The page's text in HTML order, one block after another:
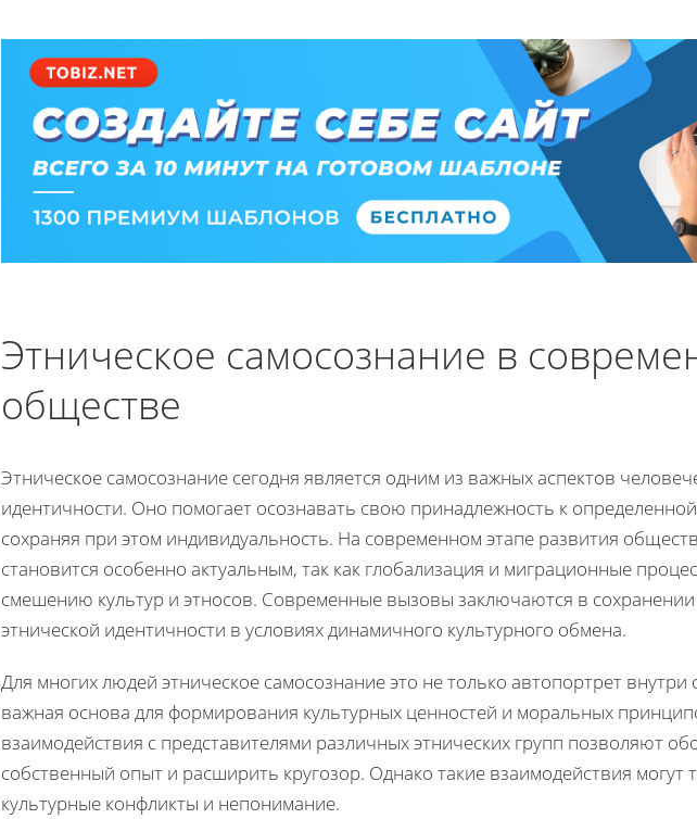
Этническое самосознание в
обществе
Этническое самосознание сегодня является одним из важных аспектов
идентичности. Оно помогает осознавать свою принадлежность к
сохраняя при этом индивидуальность. На современном этапе развития
становится особенно актуальным, так как глобализация и миграционные
смешению культур и этносов. Современные вызовы заключаются в сохранении
этнической идентичности в условиях динамичного культурного обмена.
Для многих людей этническое самосознание это не только автопортрет
важная основа для формирования культурных ценностей и моральных
взаимодействия с представителями различных этнических групп позволяют
собственный опыт и расширить кругозор. Однако такие взаимодействия могут
культурные конфликты и непонимание.